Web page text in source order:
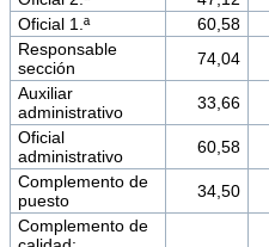
Oficial 1.ª
60,58
Responsable
sección
74,04
Auxiliar
administrativo
33,66
Oficial
administrativo
60,58
Complemento de
puesto
34,50
Complemento de